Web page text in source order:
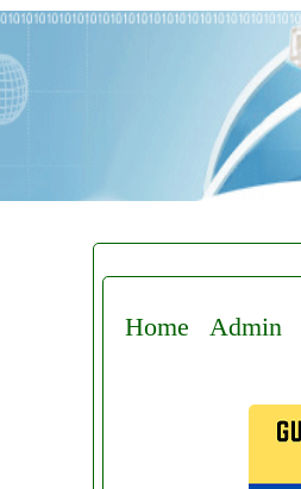
Home Admin